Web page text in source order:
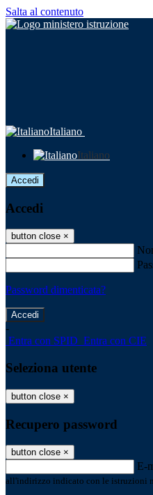
Salta al contenuto
Italiano
Italiano
Accedi
Accedi
button close ×
Password dimenticata?
-
Entra con SPID Entra con CIE
Seleziona utente
button close ×
Recupero password
button close ×
E-
all'indirizzo indicato con le istruzioni